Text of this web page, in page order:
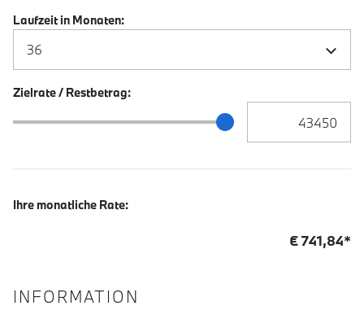
Laufzeit in Monaten:
Zielrate / Restbetrag:
Zielrate / Restbetrag Schieberegler
Ihre monatliche Rate:
€741,84*
INFORMATION